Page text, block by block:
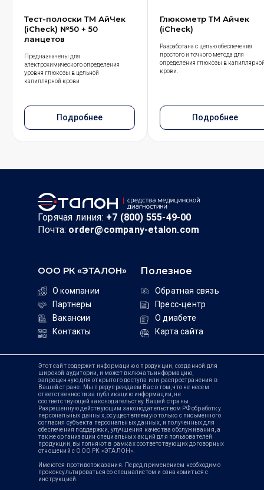
Тест-полоски ТМ АйЧек
(iCheck) №50 + 50
ланцетов
Предназначены для
электрохимического определения
уровня глюкозы в цельной
капиллярной крови
Подробнее
Глюкометр ТМ Айчек
(iCheck)
Разработана с целью обеспечения
простого и точного метода для
определения глюкозы в
крови.
Подробнее
ООО РК «ЭТАЛОН»
О компании
Партнеры
Вакансии
Контакты
Полезное
Обратная связь
Пресс-центр
О диабете
Карта сайта
Горячая линия: +7 (800) 555-49-00
Почта: order@company-etalon.com
Этот сайт содержит информацию о продукции, созданной для
широкой аудитории, и может включать информацию,
запрещенную для открытого доступа или распространения в
Вашей стране. Мы предупреждаем Вас о том, что не несем
ответственности за публикацию информации, не
соответствующей законодательству Вашей страны.
Разрешенную действующим законодательством РФ обработку
персональных данных, осуществляемую только с письменного
согласия субъекта персональных данных, и полученных для
обеспечения поддержки, улучшения качества обслуживания, а
также организации специальных акций для пользователей
продукции, выполняют в рамках соответствующих договорных
отношений с ООО РК «ЭТАЛОН».
Имеются противопоказания. Перед применением необходимо
проконсультироваться со специалистом и ознакомиться с
инструкцией.